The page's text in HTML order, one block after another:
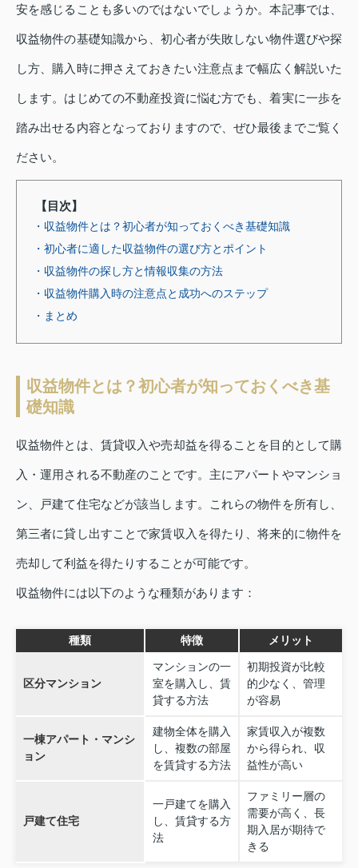
安を感じることも多いのではないでしょうか。本記事では、
収益物件の基礎知識から、初心者が失敗しない物件選びや探
し方、購入時に押さえておきたい注意点まで幅広く解説いた
します。はじめての不動産投資に悩む方でも、着実に一歩を
踏み出せる内容となっておりますので、ぜひ最後までご覧く
ださい。
【目次】
・収益物件とは？初心者が知っておくべき基礎知識
・初心者に適した収益物件の選び方とポイント
・収益物件の探し方と情報収集の方法
・収益物件購入時の注意点と成功へのステップ
・まとめ
収益物件とは？初心者が知っておくべき基
礎知識
収益物件とは、賃貸収入や売却益を得ることを目的として購
入・運用される不動産のことです。主にアパートやマンショ
ン、戸建て住宅などが該当します。これらの物件を所有し、
第三者に貸し出すことで家賃収入を得たり、将来的に物件を
売却して利益を得たりすることが可能です。
収益物件には以下のような種類があります：
種類 特徴 メリット
区分マンション
マンションの一
室を購入し、賃
貸する方法
初期投資が比較
的少なく、管理
が容易
一棟アパート・マンシ
ョン
建物全体を購入
し、複数の部屋
を賃貸する方法
家賃収入が複数
から得られ、収
益性が高い
戸建て住宅
一戸建てを購入
し、賃貸する方
法
ファミリー層の
需要が高く、長
期入居が期待で
きる